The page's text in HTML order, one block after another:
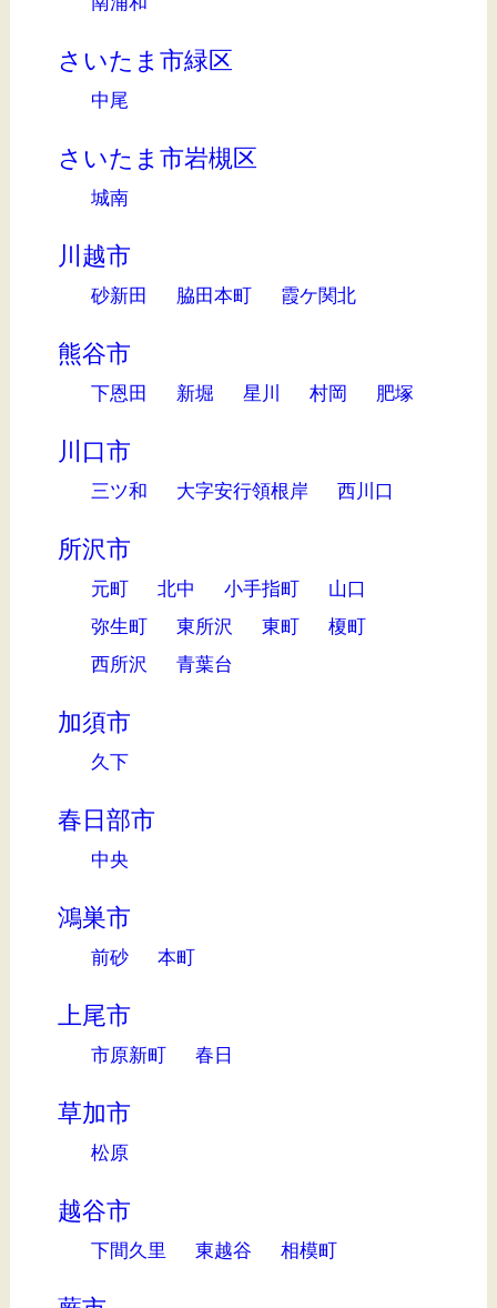
さいたま市緑区
中尾
さいたま市岩槻区
城南
川越市
砂新田 脇田本町 霞ケ関北
熊谷市
下恩田 新堀 星川 村岡 肥塚
川口市
三ツ和 大字安行領根岸 西川口
所沢市
元町 北中 小手指町
山口
弥生町
東所沢 東町
榎町
西所沢
青葉台
加須市
久下
春日部市
中央
鴻巣市
前砂 本町
上尾市
市原新町 春日
草加市
松原
越谷市
下間久里 東越谷 相模町